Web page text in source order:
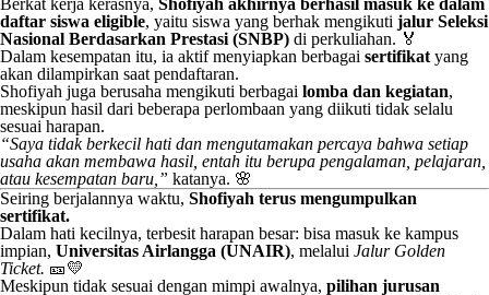
Berkat kerja kerasnya, Shofiyah akhirnya berhasil masuk ke dalam
daftar siswa eligible, yaitu siswa yang berhak mengikuti jalur Seleksi
Nasional Berdasarkan Prestasi (SNBP) di perkuliahan. 🏅
Dalam kesempatan itu, ia aktif menyiapkan berbagai sertifikatyang
akan dilampirkan saat pendaftaran.
Shofiyah juga berusaha mengikuti berbagai lomba dan kegiatan,
meskipun hasil dari beberapa perlombaan yang diikuti tidak selalu
sesuai harapan.
“Saya tidak berkecil hati dan mengutamakan percaya bahwa setiap
usaha akan membawa hasil, entah itu berupa pengalaman, pelajaran,
atau kesempatan baru,” katanya. 🌸
Seiring berjalannya waktu, Shofiyah terus mengumpulkan
sertifikat.
Dalam hati kecilnya, terbesit harapan besar: bisa masuk ke kampus
impian, Universitas Airlangga (UNAIR), melalui Jalur Golden
Ticket. 🎫💛
Meskipun tidak sesuai dengan mimpi awalnya, pilihan jurusan